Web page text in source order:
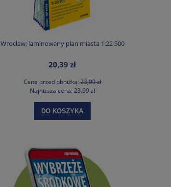
Wrocław; laminowany plan miasta 1:22 500
20,39 zł
Cena przed obniżką:23,99 zł
Najniższa cena:23,99 zł
DO KOSZYKA